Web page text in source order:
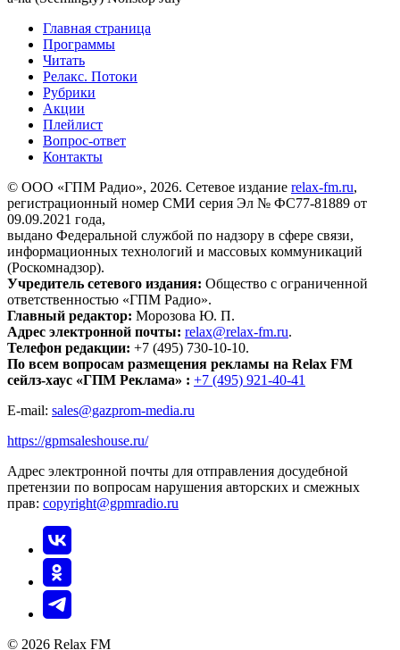
Главная страница
Программы
Читать
Релакс. Потоки
Рубрики
Акции
Плейлист
Вопрос-ответ
Контакты
© ООО «ГПМ Радио», 2026. Сетевое издание relax-fm.ru,
регистрационный номер СМИ серия Эл № ФС77-81889 от
09.09.2021 года,
выдано Федеральной службой по надзору в сфере связи,
информационных технологий и массовых коммуникаций
(Роскомнадзор).
Учредитель сетевого издания: Общество с ограниченной
ответственностью «ГПМ Радио».
Главный редактор: Морозова Ю. П.
Адрес электронной почты: relax@relax-fm.ru.
Телефон редакции: +7 (495) 730-10-10.
По всем вопросам размещения рекламы на Relax FM
сейлз-хаус «ГПМ Реклама» : +7 (495) 921-40-41
E-mail: sales@gazprom-media.ru
https://gpmsaleshouse.ru/
Адрес электронной почты для отправления досудебной
претензии по вопросам нарушения авторских и смежных
прав: copyright@gpmradio.ru
© 2026 Relax FM